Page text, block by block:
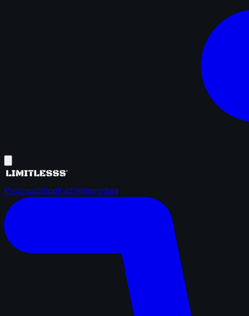
ProizvodiBlogKvizVeleprodaja